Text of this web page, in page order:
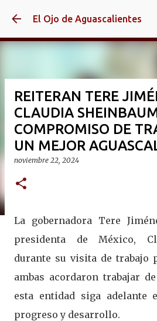
Ir al contenido
El Ojo de Aguascalientes
REITERAN TERE
CLAUDIA
COMPROMISO DE
UN MEJOR
noviembre 22, 2024
La gobernadora Tere
presidenta de México,
durante su visita de trabajo
ambas acordaron trabajar
esta entidad siga adelante
progreso y desarrollo.